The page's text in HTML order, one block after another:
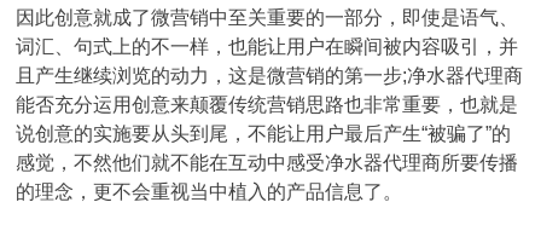
因此创意就成了微营销中至关重要的一部分，即使是语气、
词汇、句式上的不一样，也能让用户在瞬间被内容吸引，并
且产生继续浏览的动力，这是微营销的第一步;净水器代理商
能否充分运用创意来颠覆传统营销思路也非常重要，也就是
说创意的实施要从头到尾，不能让用户最后产生“被骗了”的
感觉，不然他们就不能在互动中感受净水器代理商所要传播
的理念，更不会重视当中植入的产品信息了。